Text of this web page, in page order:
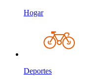
Hogar
Deportes